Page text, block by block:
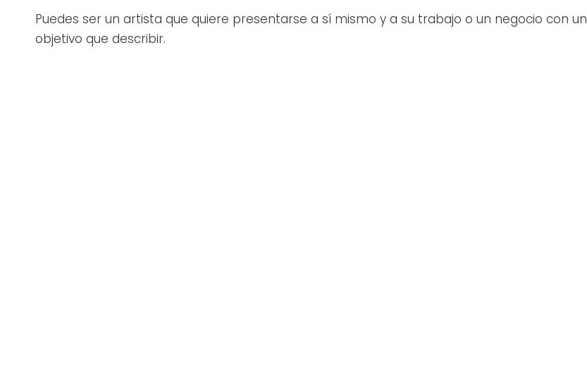
Puedes ser un artista que quiere presentarse a sí mismo y a su trabajo o un negocio con un
objetivo que describir.